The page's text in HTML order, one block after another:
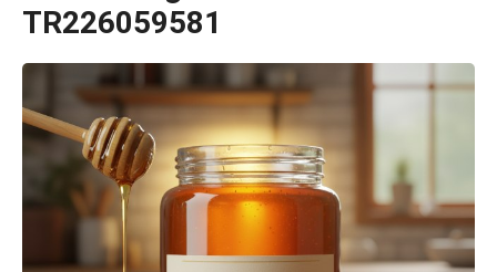
TR226059581